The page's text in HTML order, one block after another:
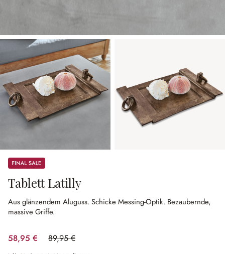
Sale
Tablett Latilly
Aus glänzendem Aluguss. Schicke Messing-Optik. Bezaubernde,
massive Griffe.
58,95 € 89,95 €
(34.46% gespart)